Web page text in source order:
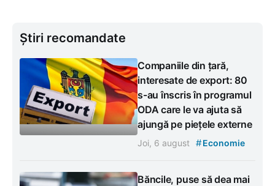
Știri recomandate
Companiile din țară,
interesate de export: 80
s-au înscris în programul
ODA care le va ajuta să
ajungă pe piețele externe
Joi, 6 august #Economie
Băncile, puse să dea mai